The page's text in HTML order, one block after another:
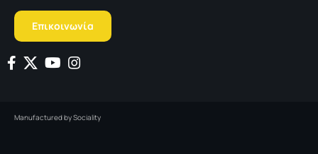
Επικοινωνία
Manufactured bySociality